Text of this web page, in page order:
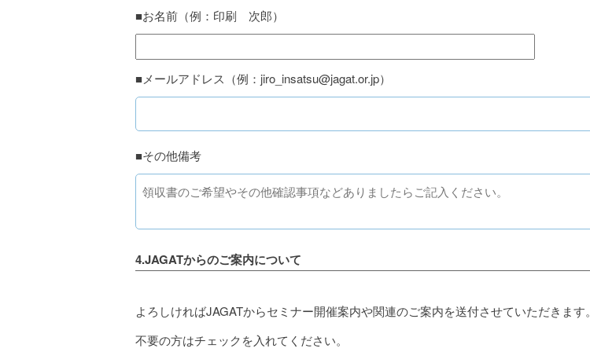
■お名前（例：印刷 次郎）
■メールアドレス（例：jiro_insatsu@jagat.or.jp）
■その他備考
4.JAGATからのご案内について
よろしければJAGATからセミナー開催案内や関連のご案内を送付させていただきます。
不要の方はチェックを入れてください。